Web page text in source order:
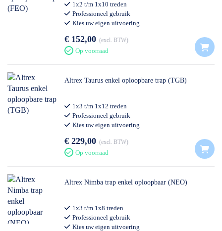
1x2 t/m 1x10 treden
Professioneel gebruik
Kies uw eigen uitvoering
€ 152,00 excl. BTW
Op voorraad
Altrex Taurus enkel oploopbare trap (TGB)
1x3 t/m 1x12 treden
Professioneel gebruik
Kies uw eigen uitvoering
€ 229,00 excl. BTW
Op voorraad
Altrex Nimba trap enkel oploopbaar (NEO)
1x3 t/m 1x8 treden
Professioneel gebruik
Kies uw eigen uitvoering